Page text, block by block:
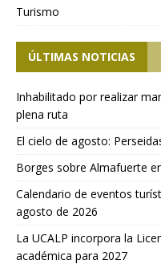
Turismo
ÚLTIMAS NOTICIAS
Inhabilitado por realizar
plena ruta
El cielo de agosto:
Borges sobre Almafuerte
Calendario de eventos
agosto de 2026
La UCALP incorpora la
académica para 2027